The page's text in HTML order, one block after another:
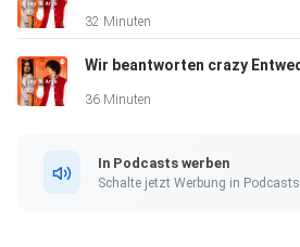
32 Minuten
36 Minuten
In Podcasts werben
Schalte jetzt Werbung in Podcasts.